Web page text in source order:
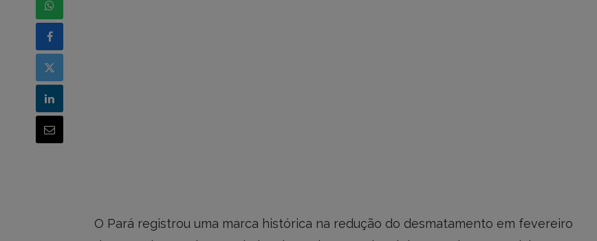
O Pará registrou uma marca histórica na redução do desmatamento em fevereiro